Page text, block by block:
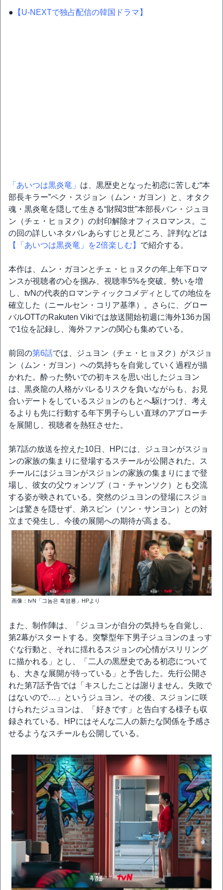
● 【U-NEXTで独占配信の韓国ドラマ】
「あいつは黒炎竜」 は、黒歴史となった初恋に苦しむ“本
部長キラー”ペク・スジョン（ムン・ガヨン）と、オタク
魂・黒炎竜を隠して生きる“財閥3世”本部長パン・ジュヨ
ン（チェ・ヒョヌク）の封印解除オフィスロマンス。こ
の回の詳しいネタバレあらすじと見どころ、評判などは
【「あいつは黒炎竜」を2倍楽しむ】 で紹介する。
本作は、ムン・ガヨンとチェ・ヒョヌクの年上年下ロマ
ンスが視聴者の心を掴み、視聴率5%を突破。勢いを増
し、tvNの代表的ロマンティックコメディとしての地位を
確立した（ニールセン・コリア基準）。さらに、グロー
バルOTTのRakuten Vikiでは放送開始初週に海外136カ国
で1位を記録し、海外ファンの関心も集めている。
前回の第6話では、ジュヨン（チェ・ヒョヌク）がスジョ
ン（ムン・ガヨン）への気持ちを自覚していく過程が描
かれた。酔った勢いでの初キスを思い出したジュヨン
は、黒炎龍の人格がバレるリスクを負いながらも、お見
合いデートをしているスジョンのもとへ駆けつけ、考え
るよりも先に行動する年下男子らしい直球のアプローチ
を展開し、視聴者を熱狂させた。
第7話の放送を控えた10日、HPには、ジュヨンがスジョ
ンの家族の集まりに登場するスチールが公開された。ス
チールにはジュヨンがスジョンの家族の集まりにまで登
場し、彼女の父ウォンソプ（コ・チャンソク）とも交流
する姿が映されている。突然のジュヨンの登場にスジョ
ンは驚きを隠せず、弟スビン（ソン・サンヨン）との対
立まで発生し、今後の展開への期待が高まる。
画像：tvN「그놈은 흑염룡」HPより
また、制作陣は、「ジュヨンが自分の気持ちを自覚し、
第2幕がスタートする。突撃型年下男子ジュヨンのまっす
ぐな行動と、それに揺れるスジョンの心情がスリリング
に描かれる」とし、「二人の黒歴史である初恋について
も、大きな展開が待っている」と予告した。先行公開さ
れた第7話予告では「キスしたことは謝りません。失敗で
はないので…」というジュヨン。その後、スジョンに咲
けられたジュヨンは、「好きです」と告白する様子も収
録されている。HPにはそんな二人の新たな関係を予感さ
せるようなスチールも公開している。